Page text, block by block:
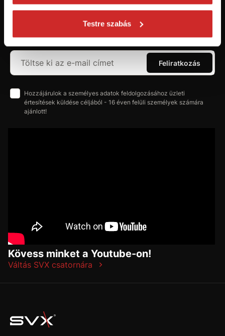
Testre szabás
Először jár az svx.hu-n? Regisztráljon és
szerezzen áttekintést az aktuális
újdonságokról és akciókról.
Feliratkozás
Hozzájárulok a személyes adatok feldolgozásához üzleti
értesítések küldése céljából - 16 éven felüli személyek számára
ajánlott!
Kövess minket a Youtube-on!
Váltás SVX csatornára